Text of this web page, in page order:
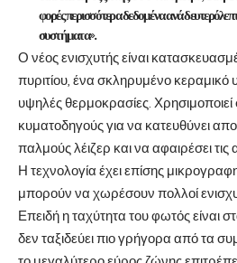
φορές περισσότερα δεδομένα ανά
συστήματα».
Ο νέος ενισχυτής είναι
πυριτίου, ένα σκληρυμένο κεραμικό
υψηλές θερμοκρασίες. Χρησιμοποιεί
κυματοδηγούς για να κατευθύνει
παλμούς λέιζερ και να αφαιρέσει
Η τεχνολογία έχει επίσης
μπορούν να χωρέσουν πολλοί
Επειδή η ταχύτητα του φωτός είναι
δεν ταξιδεύει πιο γρήγορα από τα